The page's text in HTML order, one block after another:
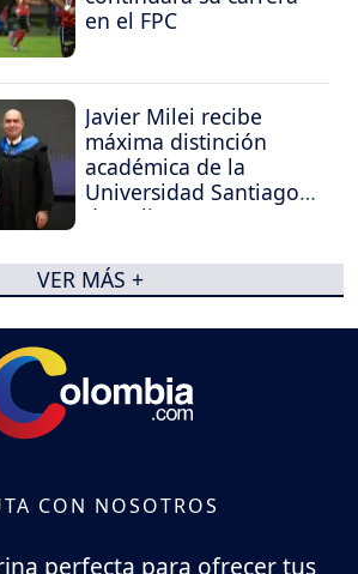
en el FPC
Javier Milei recibe
máxima distinción
académica de la
Universidad Santiago
de Cali
VER MÁS +
CON NOSOTROS
perfecta para ofrecer tus